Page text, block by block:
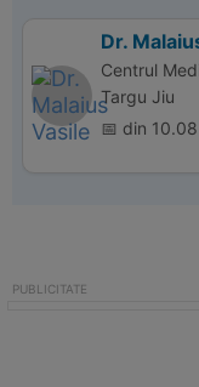
Dr.
Centrul
Targu Jiu
📅 din